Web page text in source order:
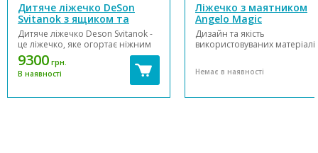
Дитяче ліжечко DeSon
Svitanok з ящиком та
маятником
Дитяче ліжечко Deson Svitanok -
це ліжечко, яке огортає ніжним
заколисуванням та чарівною
атмосферою. У ній радісно
прокидатиметься Ваше сонечко і
даруватиме тепло всім навколо.
Виготовлена з дерева бук,
9300 грн.
В наявності
Ліжечко з маятником
Angelo Magic
Дизайн та якість
використовуваних
зайняти гідне місце в
батьків та малюка.
Немає в наявності